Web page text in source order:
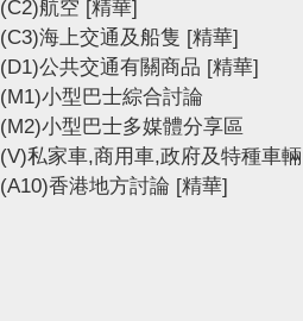
(C2)航空 [精華]
(C3)海上交通及船隻 [精華]
(D1)公共交通有關商品 [精華]
(M1)小型巴士綜合討論
(M2)小型巴士多媒體分享區
(V)私家車,商用車,政府及特種車輛
(A10)香港地方討論 [精華]